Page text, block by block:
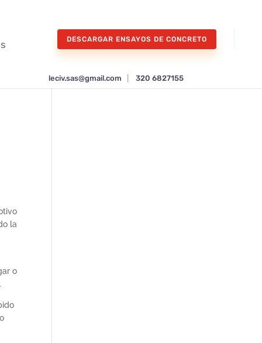
DESCARGAR ENSAYOS DE CONCRETO
leciv.sas@gmail.com 320 6827155
la
o